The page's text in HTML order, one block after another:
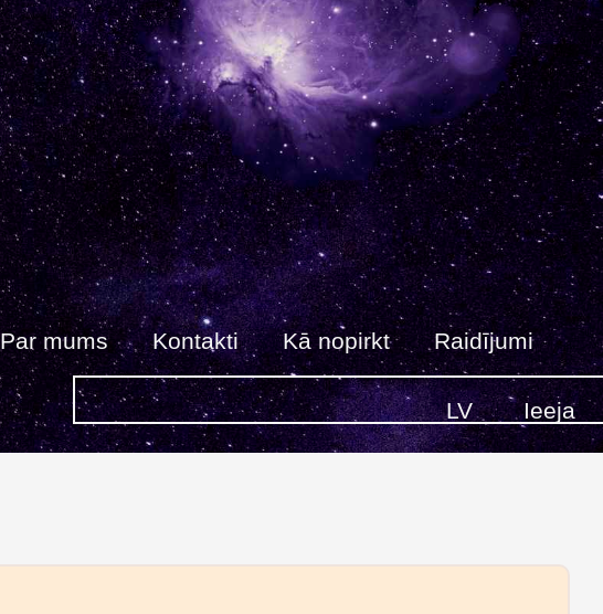
Par mums Kontakti Kā nopirkt Raidījumi
Ieeja
LV